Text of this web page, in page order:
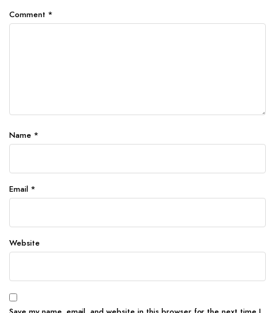
Comment *
Name *
Email *
Website